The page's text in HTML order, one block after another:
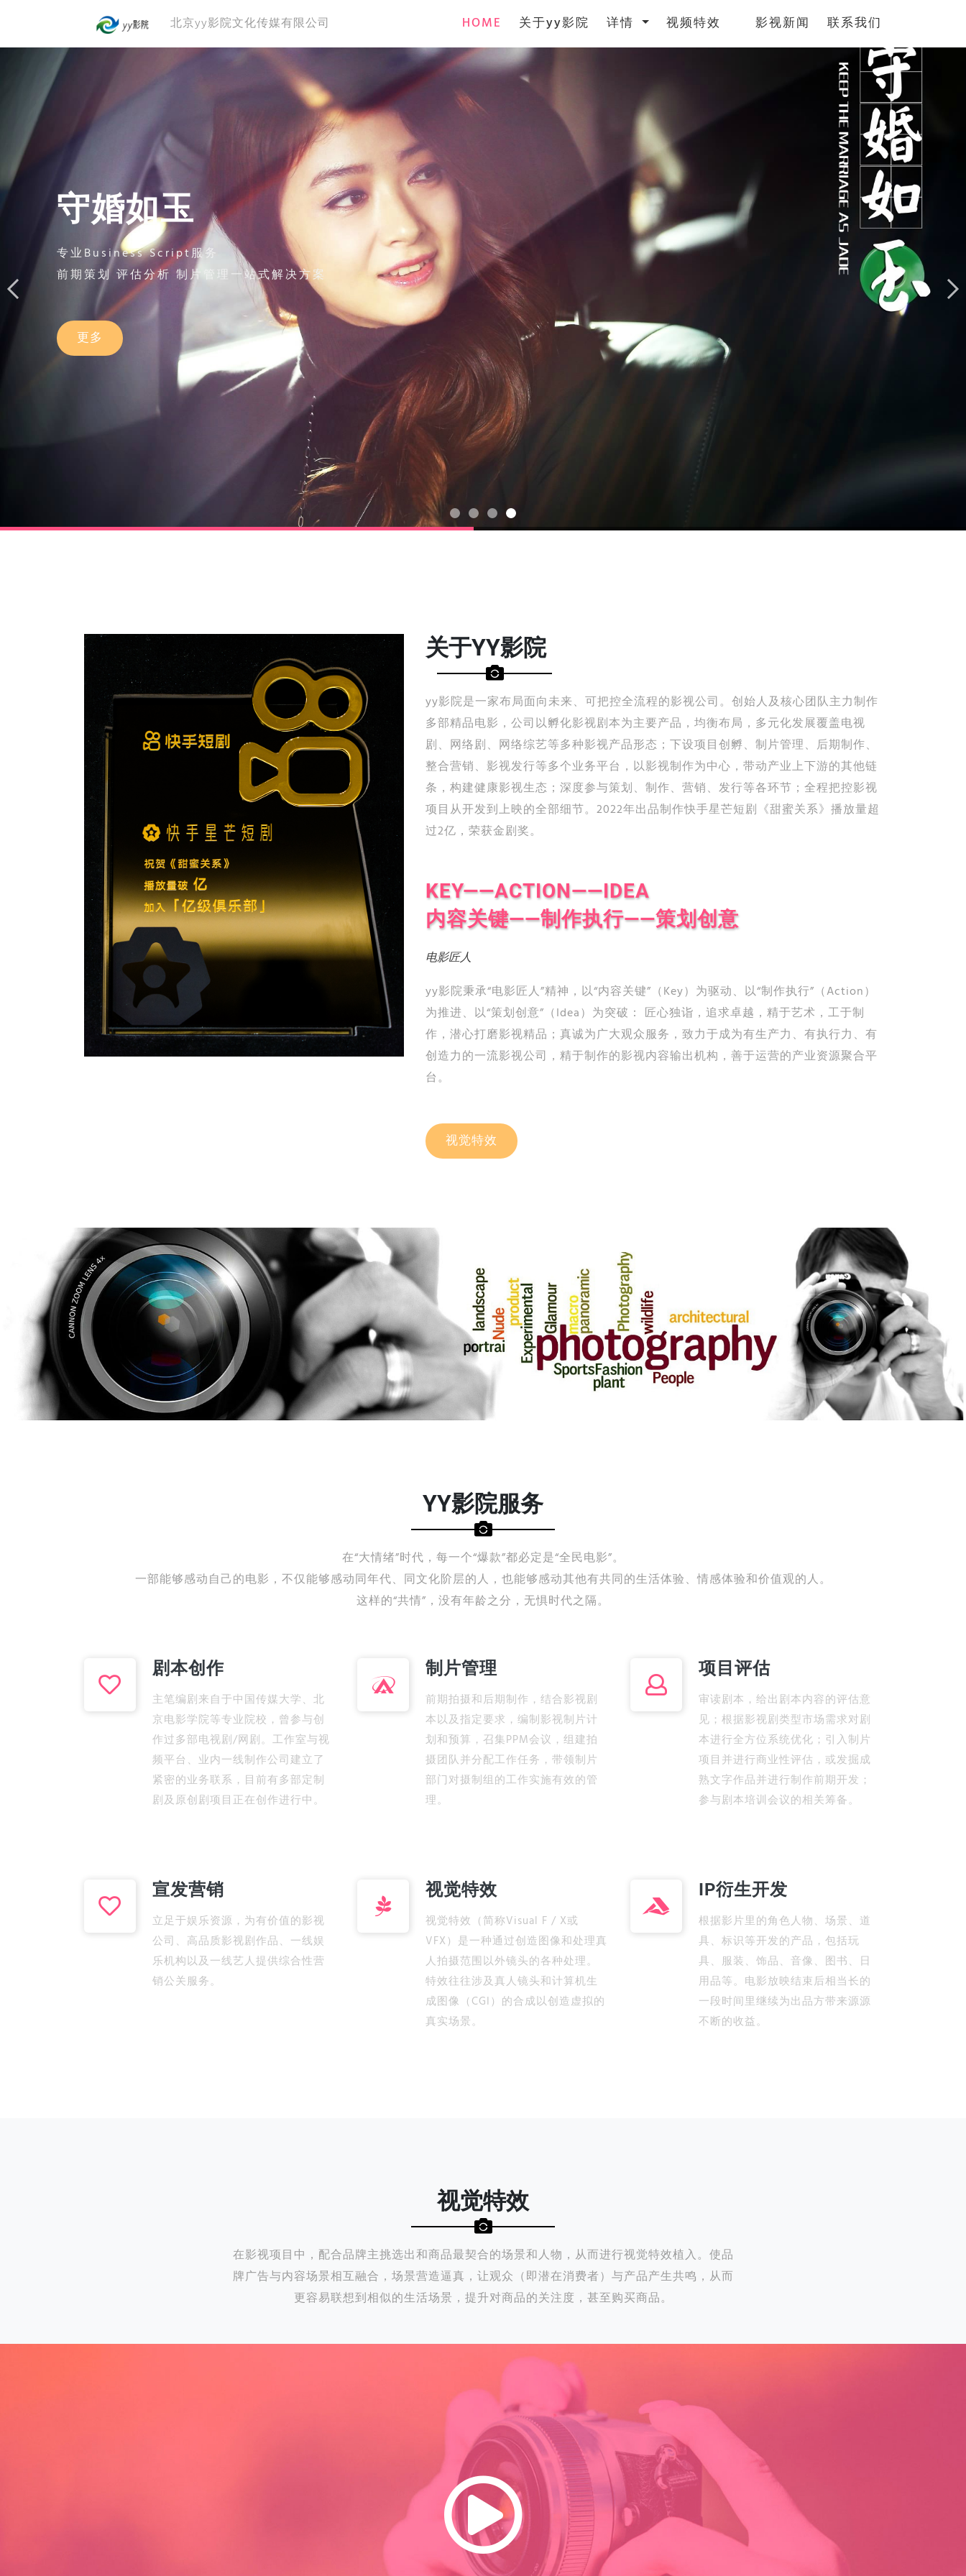
北京yy影院文化传媒有限公司 HOME (current)
关于yy影院 详情 视频特效 影视新闻 联系我们
前期策划 评估分析 制片管理一站式解决方案
前期策划 评估分析 制片管理一站式解决方案
前期策划 评估分析 制片管理一站式解决方案
守婚如玉
专业Business Script服务
前期策划 评估分析 制片管理一站式解决方案
更多
关于YY影院
yy影院是一家布局面向未来、可把控全流程的影视公司。创始人及核心团队主力制作
多部精品电影，公司以孵化影视剧本为主要产品，均衡布局，多元化发展覆盖电视
剧、网络剧、网络综艺等多种影视产品形态；下设项目创孵、制片管理、后期制作、
整合营销、影视发行等多个业务平台，以影视制作为中心，带动产业上下游的其他链
条，构建健康影视生态；深度参与策划、制作、营销、发行等各环节；全程把控影视
项目从开发到上映的全部细节。2022年出品制作快手星芒短剧《甜蜜关系》播放量超
过2亿，荣获金剧奖。
KEY——ACTION——IDEA
内容关键——制作执行——策划创意
电影匠人
yy影院秉承“电影匠人”精神，以“内容关键”（Key）为驱动、以“制作执行”（Action）
为推进、以“策划创意”（Idea）为突破： 匠心独诣，追求卓越，精于艺术，工于制
作，潜心打磨影视精品；真诚为广大观众服务，致力于成为有生产力、有执行力、有
创造力的一流影视公司，精于制作的影视内容输出机构，善于运营的产业资源聚合平
台。
视觉特效
YY影院服务
在“大情绪”时代，每一个“爆款”都必定是“全民电影”。
一部能够感动自己的电影，不仅能够感动同年代、同文化阶层的人，也能够感动其他有共同的生活体验、情感体验和价值观的人。
这样的“共情”，没有年龄之分，无惧时代之隔。
剧本创作
主笔编剧来自于中国传媒大学、北
京电影学院等专业院校，曾参与创
作过多部电视剧/网剧。工作室与视
频平台、业内一线制作公司建立了
紧密的业务联系，目前有多部定制
剧及原创剧项目正在创作进行中。
制片管理
前期拍摄和后期制作，结合影视剧
本以及指定要求，编制影视制片计
划和预算，召集PPM会议，组建拍
摄团队并分配工作任务，带领制片
部门对摄制组的工作实施有效的管
理。
项目评估
审读剧本，给出剧本内容的评估意
见；根据影视剧类型市场需求对剧
本进行全方位系统优化；引入制片
项目并进行商业性评估，或发掘成
熟文字作品并进行制作前期开发；
参与剧本培训会议的相关筹备。
宣发营销
立足于娱乐资源，为有价值的影视
公司、高品质影视剧作品、一线娱
乐机构以及一线艺人提供综合性营
销公关服务。
视觉特效
视觉特效（简称Visual F / X或
VFX）是一种通过创造图像和处理真
人拍摄范围以外镜头的各种处理。
特效往往涉及真人镜头和计算机生
成图像（CGI）的合成以创造虚拟的
真实场景。
IP衍生开发
根据影片里的角色人物、场景、道
具、标识等开发的产品，包括玩
具、服装、饰品、音像、图书、日
用品等。电影放映结束后相当长的
一段时间里继续为出品方带来源源
不断的收益。
视觉特效
在影视项目中，配合品牌主挑选出和商品最契合的场景和人物，从而进行视觉特效植入。使品
牌广告与内容场景相互融合，场景营造逼真，让观众（即潜在消费者）与产品产生共鸣，从而
更容易联想到相似的生活场景，提升对商品的关注度，甚至购买商品。